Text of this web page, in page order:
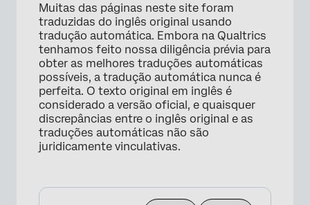
Muitas das páginas neste site foram
traduzidas do inglês original usando
tradução automática. Embora na Qualtrics
tenhamos feito nossa diligência prévia para
obter as melhores traduções automáticas
possíveis, a tradução automática nunca é
perfeita. O texto original em inglês é
considerado a versão oficial, e quaisquer
discrepâncias entre o inglês original e as
traduções automáticas não são
juridicamente vinculativas.